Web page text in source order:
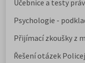
Učebnice a testy
Psychologie -
Přijímací zkoušky z
Řešení otázek